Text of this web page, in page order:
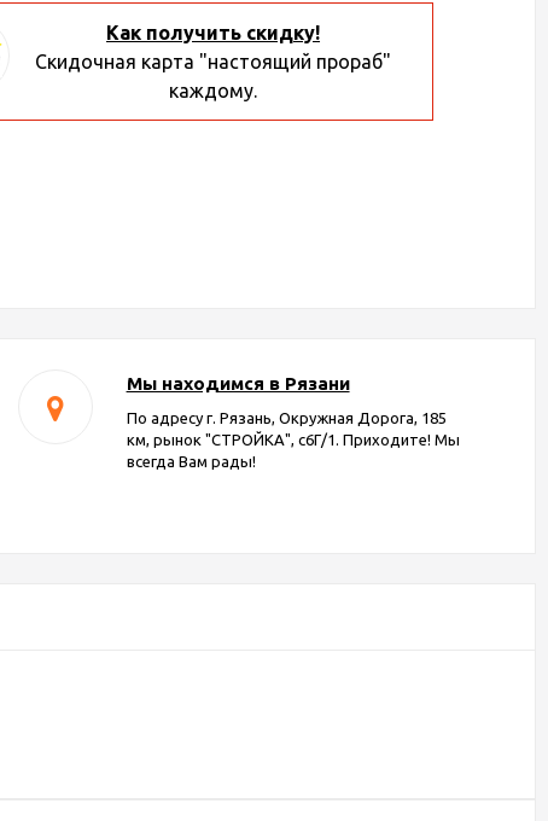
Как получить скидку!
Скидочная карта "настоящий прораб"
каждому.
Мы находимся в Рязани
По адресу г. Рязань, Окружная Дорога, 185
км, рынок "СТРОЙКА", с6Г/1. Приходите! Мы
всегда Вам рады!